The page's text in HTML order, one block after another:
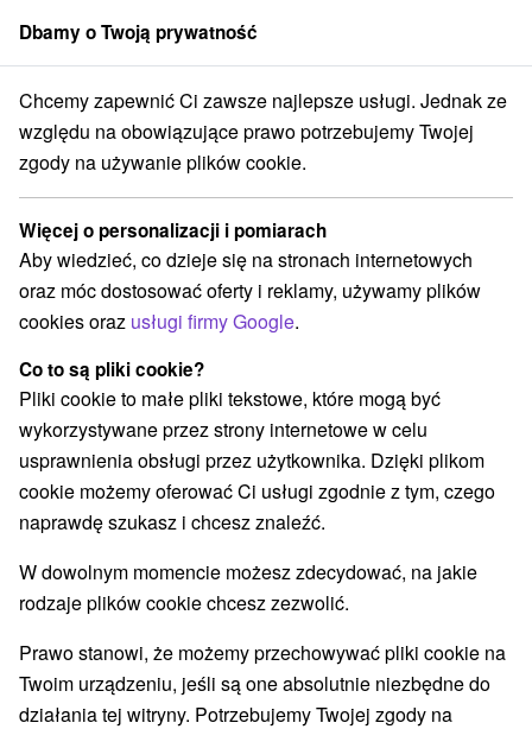
członek grupySorger
Slovensko Prešovský kraj Vernár Hotel Studničky *** Vernár
Hotel Studničky★★★
Vernár
Zarezerwuj przez booking
REZERWACJA I WYBÓR OFERTY
Skontaktuj się bezpośrednio z właścicielem.
Przejdź do lokalizacji
O URZĄDZENIA SPRZĘT
Dbamy o Twoją prywatność
Chcemy zapewnić Ci zawsze najlepsze usługi. Jednak ze
względu na obowiązujące prawo potrzebujemy Twojej
zgody na używanie plików cookie.
Więcej o personalizacji i pomiarach
Aby wiedzieć, co dzieje się na stronach internetowych
oraz móc dostosować oferty i reklamy, używamy plików
cookies oraz usługi firmy Google.
Co to są pliki cookie?
Pliki cookie to małe pliki tekstowe, które mogą być
wykorzystywane przez strony internetowe w celu
usprawnienia obsługi przez użytkownika. Dzięki plikom
cookie możemy oferować Ci usługi zgodnie z tym, czego
naprawdę szukasz i chcesz znaleźć.
W dowolnym momencie możesz zdecydować, na jakie
rodzaje plików cookie chcesz zezwolić.
Prawo stanowi, że możemy przechowywać pliki cookie na
Twoim urządzeniu, jeśli są one absolutnie niezbędne do
działania tej witryny. Potrzebujemy Twojej zgody na